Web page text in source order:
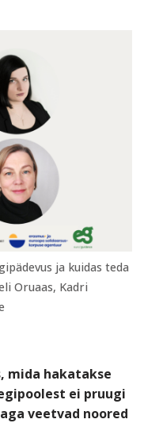
ja kuidas teda
Oruaas, Kadri
mida hakatakse
ei pruugi
veetvad noored